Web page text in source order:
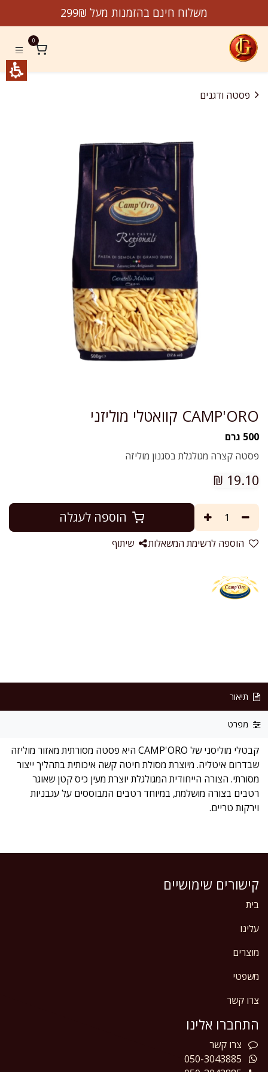
משלוח חינם בהזמנות מעל 299₪
0
פסטה ודגנים
CAMP'ORO קוואטלי מוליזני
500 גרם
פסטה קצרה מגולגלת בסגנון מוליזה
19.10
₪
הוספה לעגלה
הוספה לרשימת המשאלות שיתוף
תיאור
מפרט
קבטלי מוליסני של CAMP'ORO היא פסטה מסורתית מאזור מוליזה
שבדרום איטליה. מיוצרת מסולת חיטה קשה איכותית בתהליך ייצור
מסורתי. הצורה הייחודית המגולגלת יוצרת מעין כיס קטן שאוגר
רטבים בצורה מושלמת, במיוחד רטבים המבוססים על עגבניות
וירקות טריים.
קישורים שימושיים
בית
עלינו
מוצרים
משפטי
צרו קשר
התחברו אלינו
צרו קשר
050-3043885